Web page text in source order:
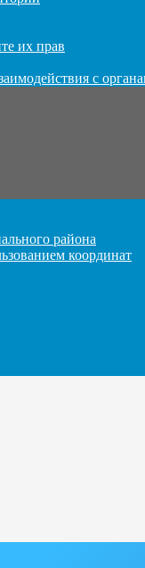
их прав
с
района
координат